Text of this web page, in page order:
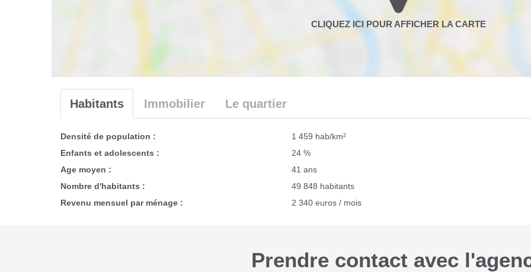
Habitants Immobilier Le quartier
Densité de population :
1 459 hab/km²
Enfants et adolescents :
24 %
Age moyen :
41 ans
Nombre d'habitants :
49 848 habitants
Revenu mensuel par ménage :
2 340 euros / mois
Prendre contact avec